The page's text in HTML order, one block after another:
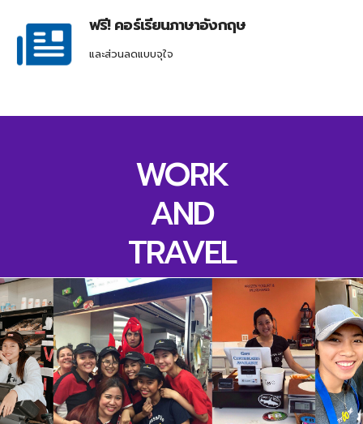
ฟรี! คอร์เรียนภาษาอังกฤษ
และส่วนลดแบบจุใจ
WORK
AND
TRAVEL